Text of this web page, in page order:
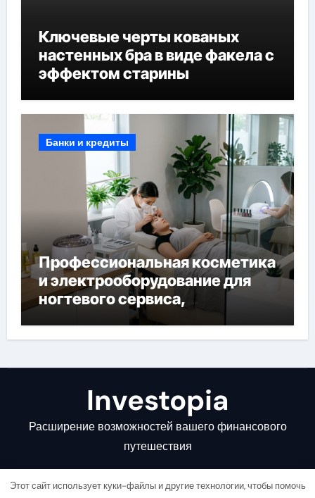
Ключевые черты кованых
настенных бра в виде факела с
эффектом старины
Банки и кредиты
Профессиональная косметика
и электрооборудование для
ногтевого сервиса,
наращивания ресниц и
депиляции
Investopia
Расширение возможностей вашего финансового
путешествия
Этот сайт использует куки-файлы и другие технологии, чтобы помочь